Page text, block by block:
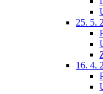
25. 5.
16. 4.